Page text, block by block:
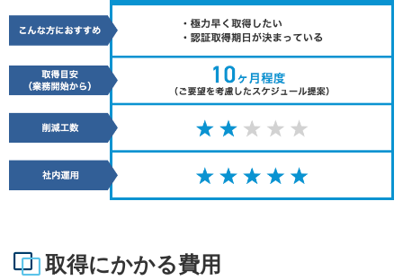
取得にかかる費用